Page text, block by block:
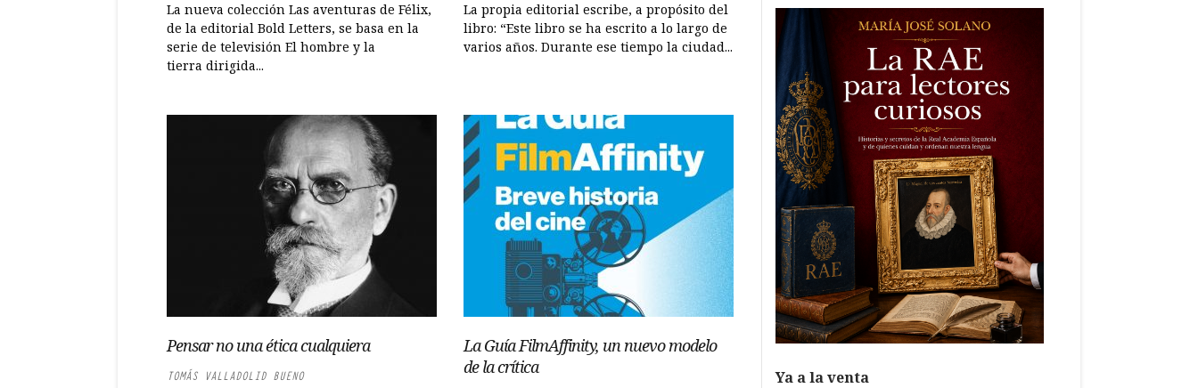
La nueva colección Las aventuras de Félix,
de la editorial Bold Letters, se basa en la
serie de televisión El hombre y la
tierra dirigida...
La propia editorial escribe, a propósito del
libro: “Este libro se ha escrito a lo largo de
varios años. Durante ese tiempo la ciudad...
Pensar no una ética cualquiera
TOMÁS VALLADOLID BUENO
La Guía FilmAffinity, un nuevo modelo
de la crítica
Ya a la venta